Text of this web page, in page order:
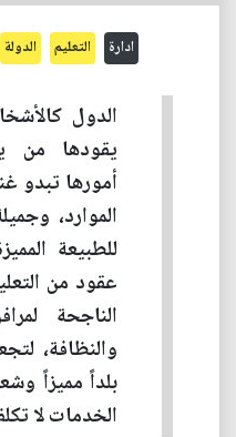
ادارة التعليم الدولة
الدول
يقودها من
أمورها تبدو
الموارد،
للطبيعة
عقود من
الناجحة
والنظافة،
بلداً مميزاً
الخدمات لا